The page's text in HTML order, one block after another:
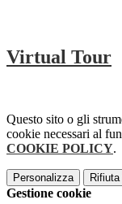
Virtual Tour
Questo sito o gli
cookie necessari al
COOKIE POLICY.
Personalizza
Gestione cookie